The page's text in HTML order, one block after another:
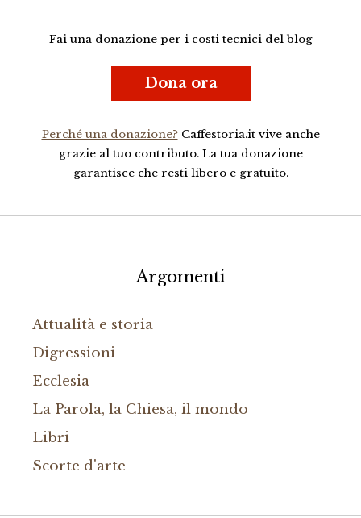
Fai una donazione per i costi tecnici del blog
Dona ora
Perché una donazione?Caffestoria.it vive anche
grazie al tuo contributo. La tua donazione
garantisce che resti libero e gratuito.
Argomenti
Attualità e storia
Digressioni
Ecclesia
La Parola, la Chiesa, il mondo
Libri
Scorte d'arte